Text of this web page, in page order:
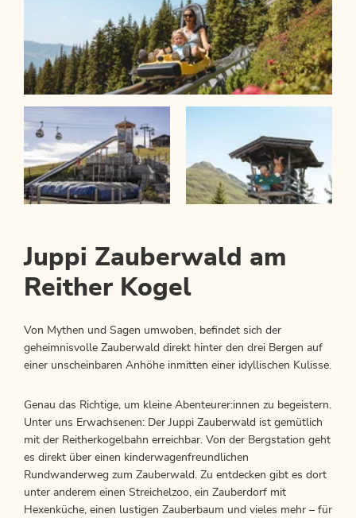
Juppi Zauberwald am
Reither Kogel
Von Mythen und Sagen umwoben, befindet sich der
geheimnisvolle Zauberwald direkt hinter den drei Bergen auf
einer unscheinbaren Anhöhe inmitten einer idyllischen Kulisse.
Genau das Richtige, um kleine Abenteurer:innen zu begeistern.
Unter uns Erwachsenen: Der Juppi Zauberwald ist gemütlich
mit der Reitherkogelbahn erreichbar. Von der Bergstation geht
es direkt über einen kinderwagenfreundlichen
Rundwanderweg zum Zauberwald. Zu entdecken gibt es dort
unter anderem einen Streichelzoo, ein Zauberdorf mit
Hexenküche, einen lustigen Zauberbaum und vieles mehr – für